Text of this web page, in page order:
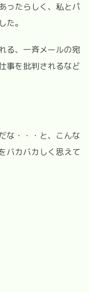
ったらしく、私とパ
た。
る、一斉メールの宛
事を批判されるなど
な・・・と、こんな
バカバカしく思えて